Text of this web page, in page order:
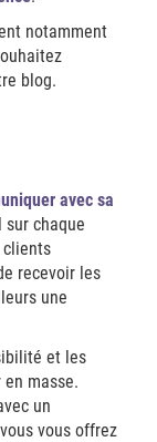
notamment
blog.
avec sa
chaque
clients
recevoir les
une
et les
masse.
un
vous offrez